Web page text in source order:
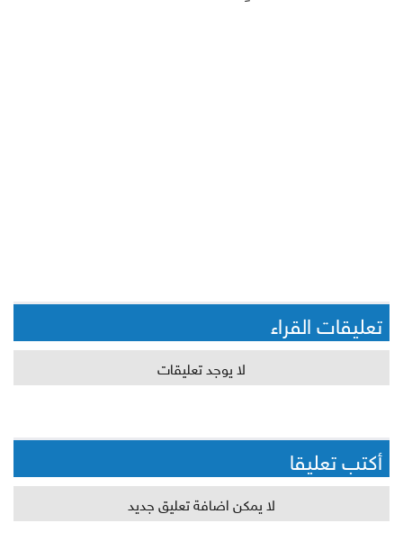
تعليقات القراء
لا يوجد تعليقات
أكتب تعليقا
لا يمكن اضافة تعليق جديد